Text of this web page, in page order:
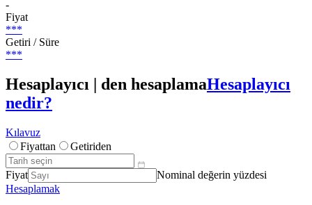
-
Fiyat
***
Getiri / Süre
***
Hesaplayıcı | den hesaplamaHesaplayıcı
nedir?
Kılavuz
Fiyattan
Getiriden
Fiyat
Nominal değerin yüzdesi
Hesaplamak